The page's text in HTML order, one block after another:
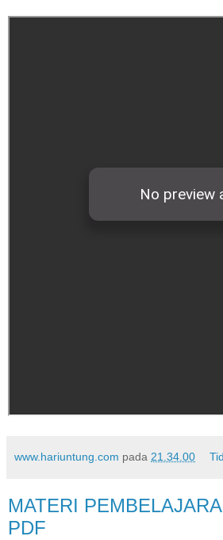
www.hariuntung.com pada 21.34.00
MATERI
PDF